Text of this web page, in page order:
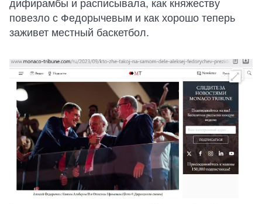
дифирамбы и расписывала, как княжеству
повезло с Федорычевым и как хорошо теперь
заживет местный баскетбол.